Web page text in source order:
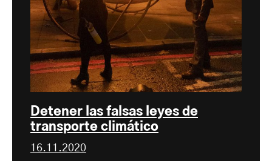
Detener las falsas leyes de
transporte climático
16.11.2020